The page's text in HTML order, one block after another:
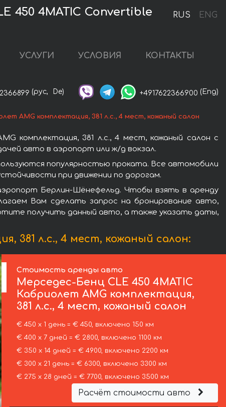
RUS ENG
450 4MATIC Convertible
УСЛУГИ УСЛОВИЯ КОНТАКТЫ
(рус, De) +4917622366900 (Eng)
AMG комплектация, 381 л.с., 4 мест, кожаный салон
комплектация, 381 л.с., 4 мест, кожаный салон с
авто в аэропорт или ж/д вокзал.
популярностью проката. Все автомобили
при движении по дорогам.
Берлин-Шёнефельд. Чтобы взять в аренду
Вам сделать запрос на бронирование авто,
получить данный авто, а также указать даты,
381 л.с., 4 мест, кожаный салон:
Стоимость аренды авто
Мерседес-Бенц CLE 450 4MATIC
Кабриолет AMG комплектация,
381 л.с., 4 мест, кожаный салон
€ 450 х 1 день = € 450, включено 150 км
€ 400 х 7 дней = € 2800, включено 1100 км
€ 350 х 14 дней = € 4900, включено 2200 км
€ 300 х 21 день = € 6300, включено 3300 км
€ 275 х 28 дней = € 7700, включено 3500 км
Расчёт стоимости авто